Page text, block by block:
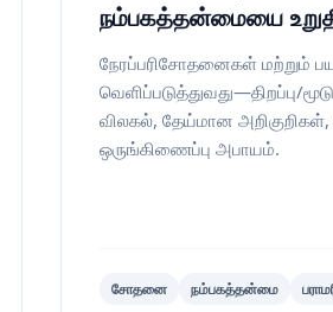
நம்பகத்தன்மையை
நேரப்பரிசோதனைகள் மற்றும்
வெளிப்படுத்துவது—திறப்பு/
விலகல், தேய்மான அறிகுறிகள்,
ஒருங்கிணைப்பு அபாயம்.
சோதனை நம்பகத்தன்மை